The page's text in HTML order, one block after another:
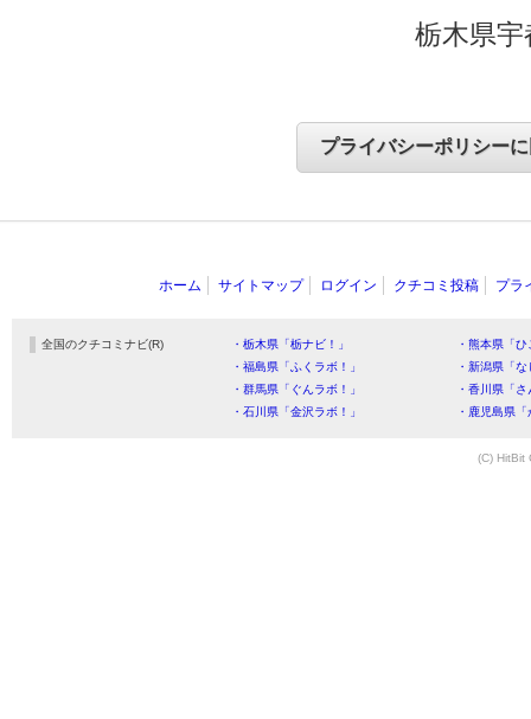
栃木県
ホーム サイトマップ ログイン クチコミ投稿 プラ
全国のクチコミナビ(R) ・栃木県「栃ナビ！」
・熊本県「
・福島県「ふくラボ！」
・新潟県「
・群馬県「ぐんラボ！」
・香川県「
・石川県「金沢ラボ！」
・鹿児島県
(C) HitBit